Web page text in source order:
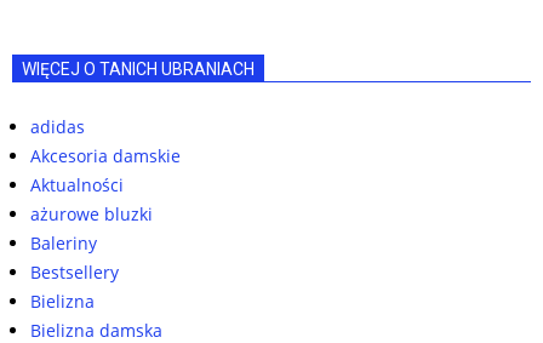
WIĘCEJ O TANICH UBRANIACH
adidas
Akcesoria damskie
Aktualności
ażurowe bluzki
Baleriny
Bestsellery
Bielizna
Bielizna damska